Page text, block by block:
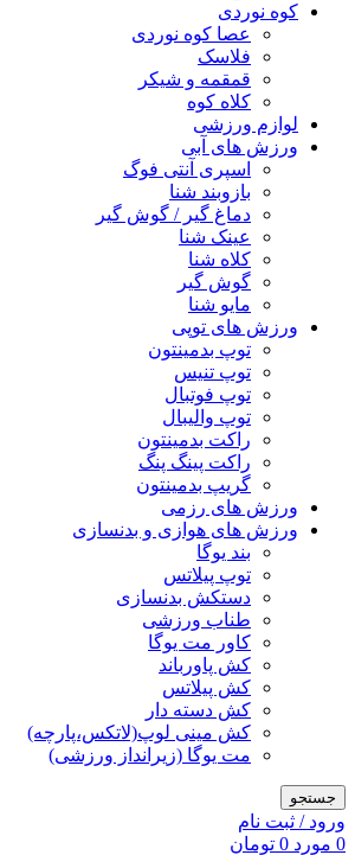
کوه نوردی
عصا کوه نوردی
فلاسک
قمقمه و شیکر
کلاه کوه
لوازم ورزشی
ورزش های آبی
اسپری آنتی فوگ
بازوبند شنا
دماغ گیر / گوش گیر
عینک شنا
کلاه شنا
گوش گیر
مایو شنا
ورزش های توپی
توپ بدمینتون
توپ تنیس
توپ فوتبال
توپ والیبال
راکت بدمینتون
راکت پینگ پنگ
گریپ بدمینتون
ورزش های رزمی
ورزش های هوازی و بدنسازی
بند یوگا
توپ پیلاتس
دستکش بدنسازی
طناب ورزشی
کاور مت یوگا
کش پاورباند
کش پیلاتس
کش دسته دار
کش مینی لوپ(لاتکس،پارچه)
مت یوگا (زیرانداز ورزشی)
جستجو
ورود / ثبت نام
0 مورد 0 تومان